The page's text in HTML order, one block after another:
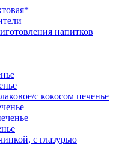
напитков
с кокосом печенье
с глазурью